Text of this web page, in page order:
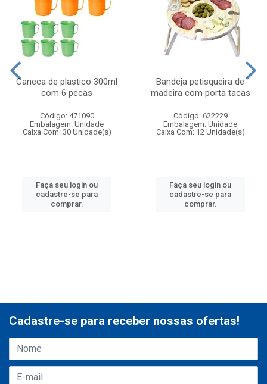
Caneca de plastico 300ml
com 6 pecas
Código: 471090
Embalagem: Unidade
Caixa Com: 30 Unidade(s)
Faça seu login ou
cadastre-se para
comprar.
Bandeja petisqueira de
madeira com porta tacas
Código: 622229
Embalagem: Unidade
Caixa Com: 12 Unidade(s)
Faça seu login ou
cadastre-se para
comprar.
Cadastre-se para receber nossas ofertas!